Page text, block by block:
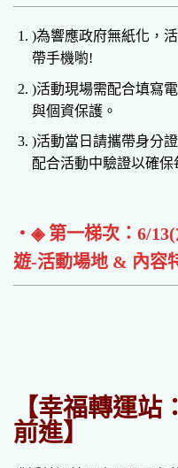
)為響應政府無紙化，
帶手機喲!
)活動現場需配合填寫
與個資保護。
)活動當日請攜帶身分
配合活動中驗證以確保
‧◈ 第一梯次：6/
遊-活動場地 & 內容
【幸福轉運站
前進】